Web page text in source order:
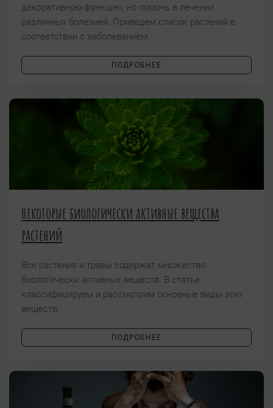
декоративную функцию, но помочь в лечении
различных болезней. Приведем список растений в
соответствии с заболеванием.
ПОДРОБНЕЕ
Некоторые биологически активные вещества
растений
Все растения и травы содержат множество
биологически активных веществ. В статье
классифицируем и рассмотрим основные виды этих
веществ.
ПОДРОБНЕЕ